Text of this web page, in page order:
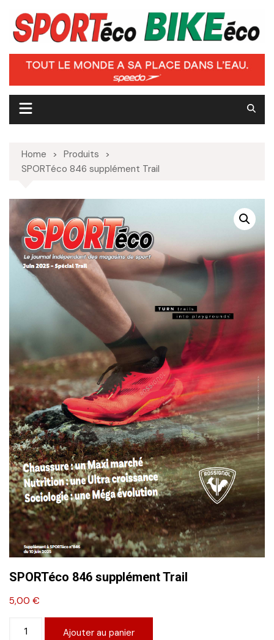
content
Home
Produits
SPORTéco 846 supplément Trail
SPORTéco 846 supplément Trail
5,00 €
Ajouter au panier